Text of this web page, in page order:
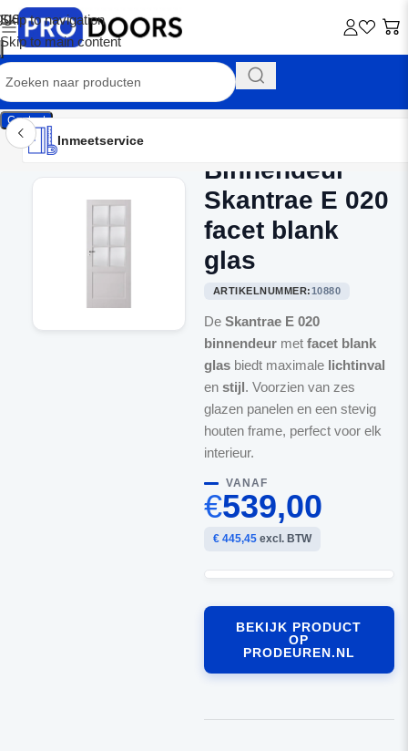
Skip to navigation
Skip to main content
Contact
Inmeetservice
Montageservice
Advies op maat
Showroom
Inmeetservice
Binnendeur
Skantrae E 020
facet blank
glas
ARTIKELNUMMER:10880
De Skantrae E 020
binnendeurmet facet blank
glasbiedt maximale lichtinval
en stijl. Voorzien van zes
glazen panelen en een stevig
houten frame, perfect voor elk
interieur.
VANAF
€539,00
€ 445,45excl. BTW
BEKIJK PRODUCT
OP
PRODEUREN.NL